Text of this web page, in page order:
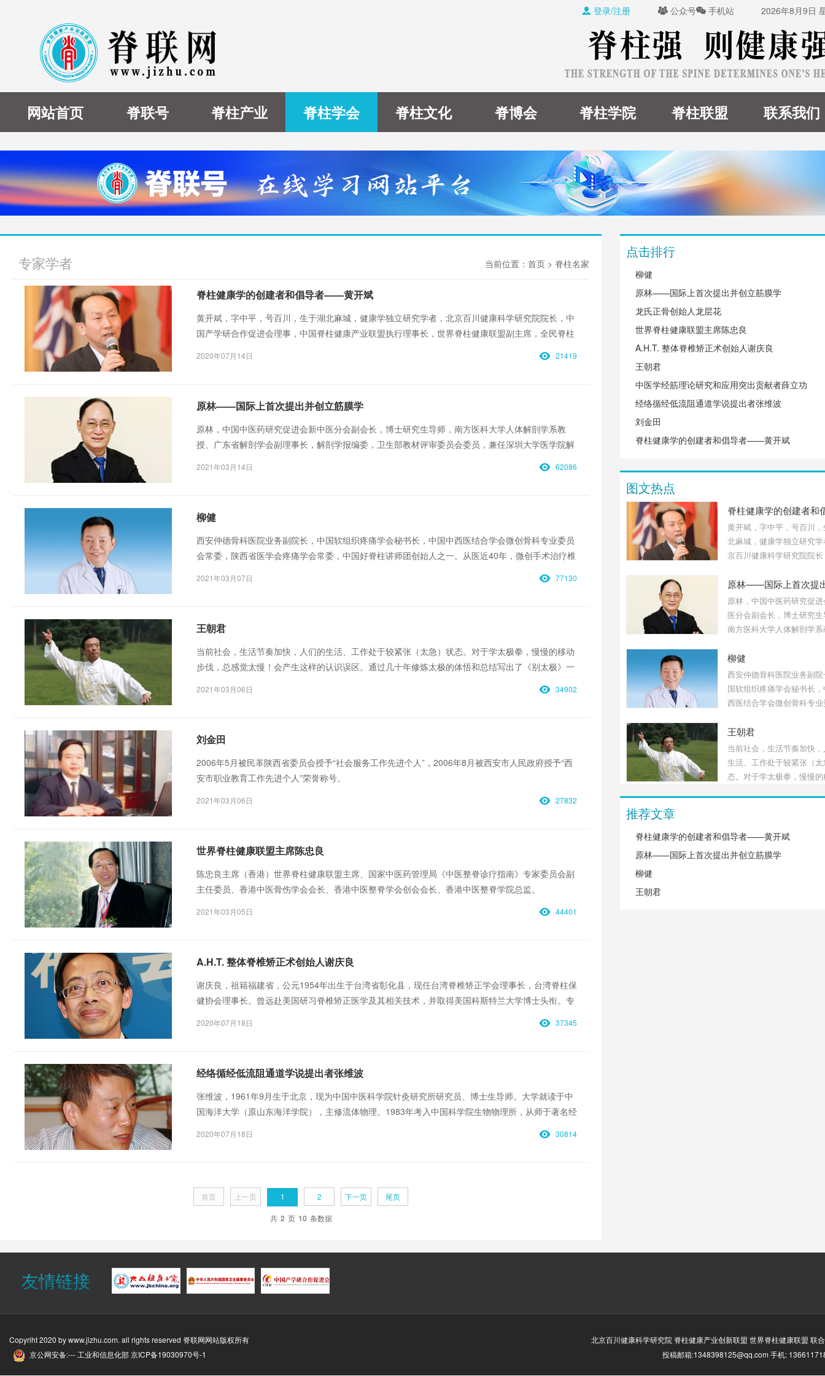
 登录/注册  公众号 手机站 2026年8月9日
网站首页 脊联号 脊柱产业 脊柱学会 脊柱文化 脊博会 脊柱学院 脊柱联盟 联系我们
专家学者 当前位置： 首页 > 脊柱名家
脊柱健康学的创建者和倡导者——黄开斌
黄开斌，字中平，号百川，生于湖北麻城，健康学独立研究学者，北京百川健康科学研究院院长，中
国产学研合作促进会理事，中国脊柱健康产业联盟执行理事长，世界脊柱健康联盟副主席，全民脊柱
国战略研究会会长。
2020年07月14日 21419
原林——国际上首次提出并创立筋膜学
原林，中国中医药研究促进会新中医分会副会长，博士研究生导师，南方医科大学人体解剖学系教
授、广东省解剖学会副理事长，解剖学报编委，卫生部教材评审委员会委员，兼任深圳大学医学院解
各种特种针具进行临床治疗的解剖学家。在国际上首次提出并创立筋膜学。
2021年03月14日 62086
柳健
西安仲德骨科医院业务副院长，中国软组织疼痛学会秘书长，中国中西医结合学会微创骨科专业委员
会常委，陕西省医学会疼痛学会常委，中国好脊柱讲师团创始人之一。从医近40年，微创手术治疗椎
2021年03月07日 77130
王朝君
当前社会，生活节奏加快，人们的生活、工作处于较紧张（太急）状态。对于学太极拳，慢慢的移动
步伐，总感觉太慢！会产生这样的认识误区。通过几十年修炼太极的体悟和总结写出了《别太极》一
2021年03月06日 34902
刘金田
2006年5月被民革陕西省委员会授予“社会服务工作先进个人”，2006年8月被西安市人民政府授予“西
安市职业教育工作先进个人”荣誉称号。
2021年03月06日 27832
世界脊柱健康联盟主席陈忠良
陈忠良主席（香港）世界脊柱健康联盟主席、国家中医药管理局《中医整脊诊疗指南》专家委员会副
主任委员、香港中医骨伤学会会长、香港中医整脊学会创会会长、香港中医整脊学院总监。
2021年03月05日 44401
A.H.T. 整体脊椎矫正术创始人谢庆良
谢庆良，祖籍福建省，公元1954年出生于台湾省彰化县，现任台湾脊椎矫正学会理事长，台湾脊柱保
健协会理事长。曾远赴美国研习脊椎矫正医学及其相关技术，并取得美国科斯特兰大学博士头衔。专
2020年07月18日 37345
经络循经低流阻通道学说提出者张维波
张维波，1961年9月生于北京，现为中国中医科学院针灸研究所研究员、博士生导师。大学就读于中
国海洋大学（原山东海洋学院），主修流体物理。1983年考入中国科学院生物物理所，从师于著名经
1998年获北京工业大学博士学位。
2020年07月18日 30814
首页 上一页 1 2 下一页 尾页
共 2 页 10 条数据
点击排行
柳健
原林——国际上首次提出并创立筋膜学
龙氏正骨创始人龙层花
世界脊柱健康联盟主席陈忠良
A.H.T. 整体脊椎矫正术创始人谢庆良
王朝君
中医学经筋理论研究和应用突出贡献者薛立功
经络循经低流阻通道学说提出者张维波
刘金田
脊柱健康学的创建者和倡导者——黄开斌
图文热点
黄开斌，字中平，号百川
北麻城，健康学独立研究
京百川健康科学研究院院
健康产业联盟执行理事长
柱健康联盟副主席，全民
工程总设计师，国务院发
心《中国健康问题与发展
略研究会会长。
原林，中国中医药研究促
医分会副会长，博士研究
南方医科大学人体解剖学
报编委，卫生部教材评审
员，兼任深圳大学医学院
织胚胎教研室主任，中华
院南京新中医学研究院副
针具进行临床治疗的解剖
国际上首次提出并创立筋
柳健
西安仲德骨科医院业务副
国软组织疼痛学会秘书长
西医结合学会微创骨科专
委，中国好脊柱讲师团创
一。从医近40年，微创手
间盘突出、颈椎病超二万
养了全国5000余位专科医
王朝君
当前社会，生活节奏加快
生活、工作处于较紧张（
态。对于学太极拳，慢慢
其中，许多结论都是经过
推荐文章
脊柱健康学的创建者和倡导者——黄开斌
原林——国际上首次提出并创立筋膜学
柳健
王朝君
友情链接
Copyriht 2020 bywww.jizhu.com. all rights reserved 脊联网网站版权所有
京公网安备:--- 工业和信息化部京ICP备19030970号-1
北京百川健康科学研究院 脊柱健康产业创新联盟 世界脊柱健康联盟 联
投稿邮箱:1348398125@qq.com 手机: